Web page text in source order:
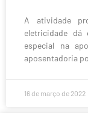
A atividade
eletricidade dá
especial na
aposentadoria
16 de março de 2022